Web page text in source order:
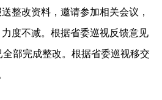
整改资料，邀请参加相关会议，
度不减。根据省委巡视反馈意见
部完成整改。根据省委巡视移交